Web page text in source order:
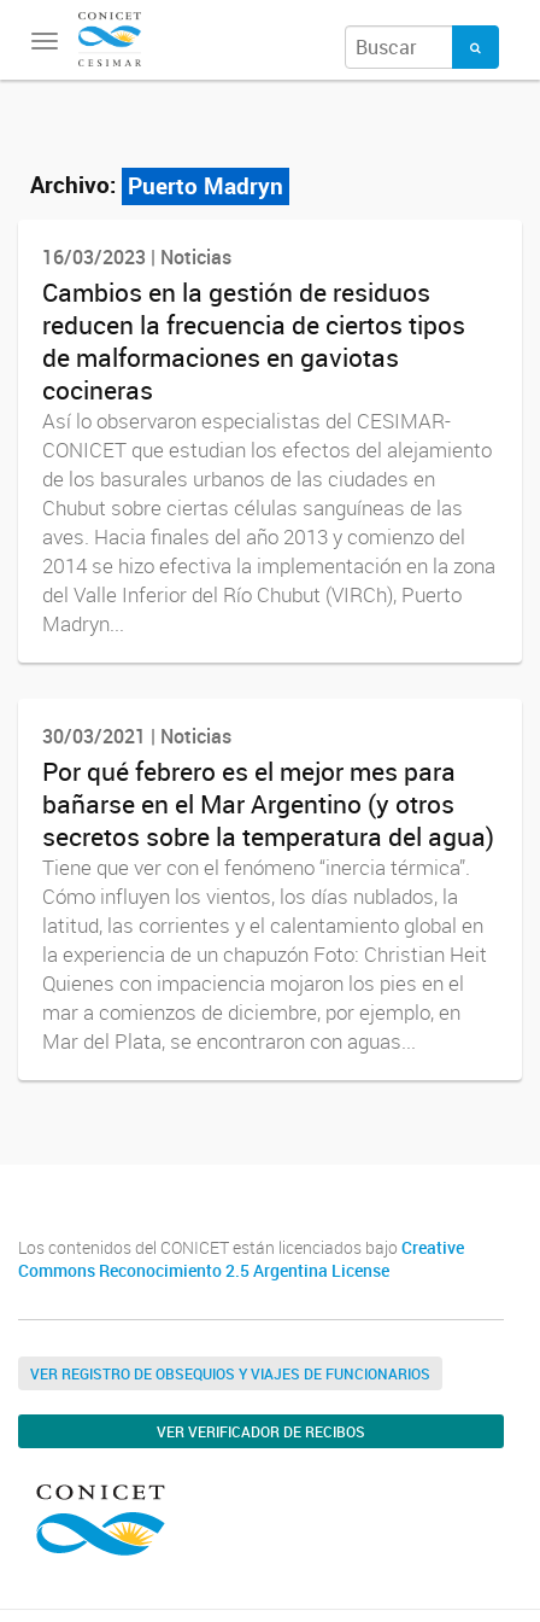
Toggle
navigation
Archivo: Puerto Madryn
16/03/2023 | Noticias
Cambios en la gestión de residuos
reducen la frecuencia de ciertos tipos
de malformaciones en gaviotas
cocineras
Así lo observaron especialistas del CESIMAR-
CONICET que estudian los efectos del alejamiento
de los basurales urbanos de las ciudades en
Chubut sobre ciertas células sanguíneas de las
aves. Hacia finales del año 2013 y comienzo del
2014 se hizo efectiva la implementación en la zona
del Valle Inferior del Río Chubut (VIRCh), Puerto
Madryn...
30/03/2021 | Noticias
Por qué febrero es el mejor mes para
bañarse en el Mar Argentino (y otros
secretos sobre la temperatura del agua)
Tiene que ver con el fenómeno “inercia térmica”.
Cómo influyen los vientos, los días nublados, la
latitud, las corrientes y el calentamiento global en
la experiencia de un chapuzón Foto: Christian Heit
Quienes con impaciencia mojaron los pies en el
mar a comienzos de diciembre, por ejemplo, en
Mar del Plata, se encontraron con aguas...
Los contenidos del CONICET están licenciados bajo Creative
Commons Reconocimiento 2.5 Argentina License
VER REGISTRO DE OBSEQUIOS Y VIAJES DE FUNCIONARIOS
VER VERIFICADOR DE RECIBOS